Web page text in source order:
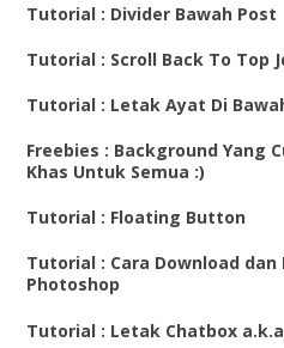
Tutorial : Divider Bawah Post
Tutorial : Scroll Back To Top
Tutorial : Letak Ayat Di
Freebies : Background Yang
Khas Untuk Semua :)
Tutorial : Floating Button
Tutorial : Cara Download
Photoshop
Tutorial : Letak Chatbox a.k.a